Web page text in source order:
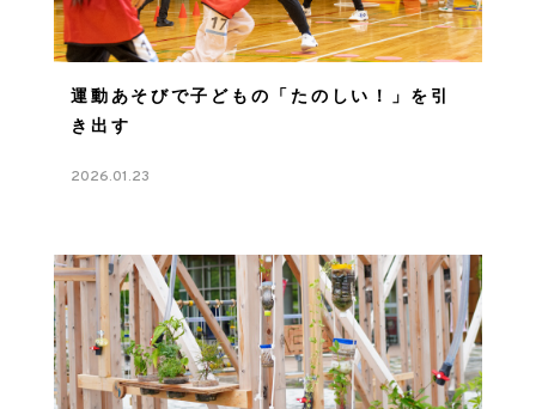
運動あそびで子どもの「たのしい！」を引
き出す
2026.01.23